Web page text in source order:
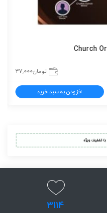
تومان37,000
افزودن به سبد خرید
3114